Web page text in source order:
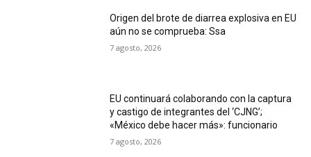
Origen del brote de diarrea explosiva en EU
aún no se comprueba: Ssa
7 agosto, 2026
EU continuará colaborando con la captura
y castigo de integrantes del ‘CJNG’;
«México debe hacer más»: funcionario
7 agosto, 2026